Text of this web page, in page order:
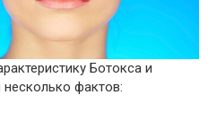
Ботокса и
фактов: